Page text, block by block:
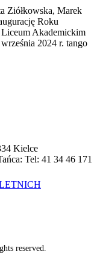
Ziółkowska, Marek
Roku
Akademickim
2024 r. tango
Kielce
Tel: 41 34 46 171
reserved.